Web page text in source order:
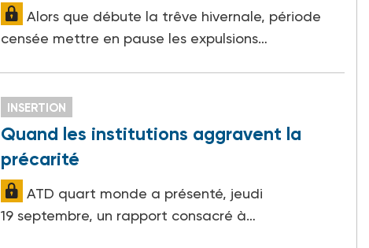
Alors que débute la trêve hivernale, période
censée mettre en pause les expulsions…
INSERTION
Quand les institutions aggravent la
précarité
ATD quart monde a présenté, jeudi
19 septembre, un rapport consacré à…